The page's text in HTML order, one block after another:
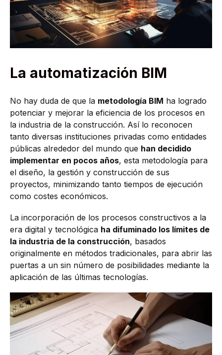
La automatización BIM
No hay duda de que la metodología BIM ha logrado
potenciar y mejorar la eficiencia de los procesos en
la industria de la construcción. Así lo reconocen
tanto diversas instituciones privadas como entidades
públicas alrededor del mundo que han decidido
implementar en pocos años, esta metodología para
el diseño, la gestión y construcción de sus
proyectos, minimizando tanto tiempos de ejecución
como costes económicos.
La incorporación de los procesos constructivos a la
era digital y tecnológica ha difuminado los límites de
la industria de la construcción, basados
originalmente en métodos tradicionales, para abrir las
puertas a un sin número de posibilidades mediante la
aplicación de las últimas tecnologías.